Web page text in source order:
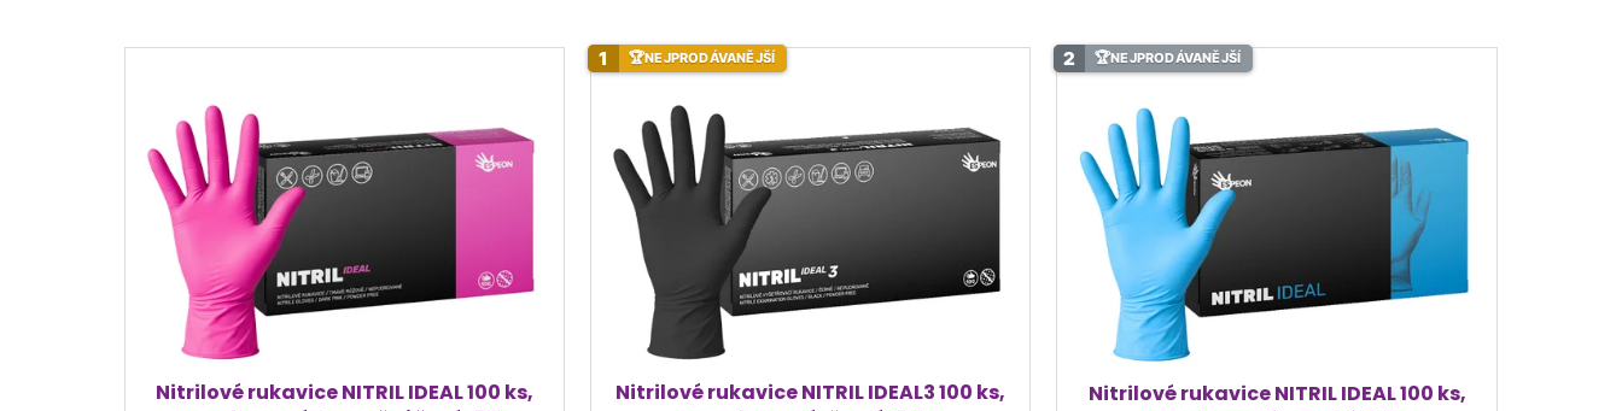
V
Nitrilové rukavice NITRIL IDEAL 100 ks,
Nitrilové rukavice NITRIL IDEAL3 100 ks,
1 🏆NEJPRODÁVANĚJŠÍ
Nitrilové rukavice NITRIL IDEAL 100 ks,
2 🏆NEJPRODÁVANĚJŠÍ